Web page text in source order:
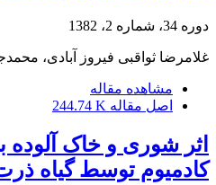
دوره 34، شماره 2، 1382
غلامرضا ثواقبی فیروز آبادی،
مشاهده مقاله
اصل مقاله 244.74 K
اثر شوری و خاک
کادمیوم توسط گیاه